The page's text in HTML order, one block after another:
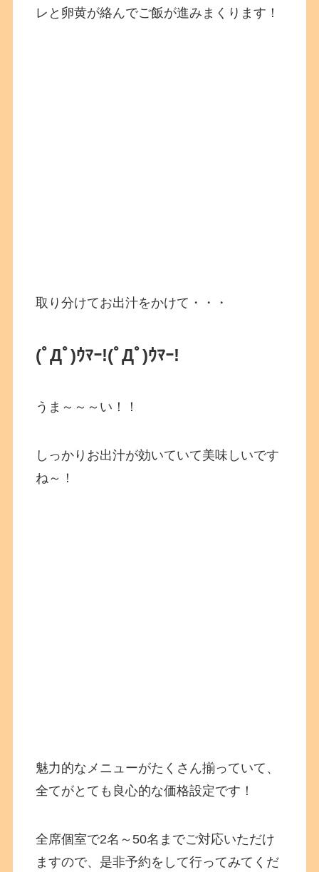
レと卵黄が絡んでご飯が進みまくります！
取り分けてお出汁をかけて・・・
(ﾟДﾟ)ｳﾏｰ!(ﾟДﾟ)ｳﾏｰ!
うま～～～い！！
しっかりお出汁が効いていて美味しいです
ね～！
魅力的なメニューがたくさん揃っていて、
全てがとても良心的な価格設定です！
全席個室で2名～50名までご対応いただけ
ますので、是非予約をして行ってみてくだ